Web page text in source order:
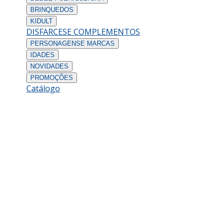
BRINQUEDOS
KIDULT
DISFARCESE COMPLEMENTOS
PERSONAGENS E MARCAS
IDADES
NOVIDADES
PROMOÇÕES
Catálogo